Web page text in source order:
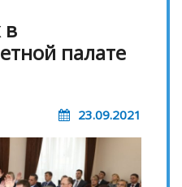
в
палате
23.09.2021